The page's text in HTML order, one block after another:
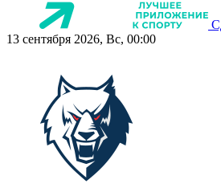
13 сентября 2026, Вс, 00:00